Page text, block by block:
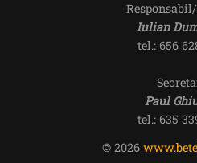
Iulian
tel.: 656
Paul
tel.: 635
© 2026